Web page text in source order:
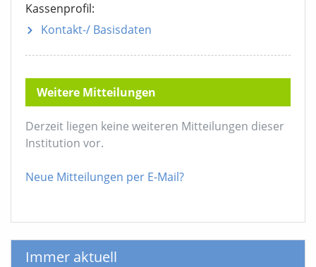
Kassenprofil:
Kontakt-/ Basisdaten
Weitere Mitteilungen
Derzeit liegen keine weiteren Mitteilungen dieser
Institution vor.
Neue Mitteilungen per E-Mail?
Immer aktuell